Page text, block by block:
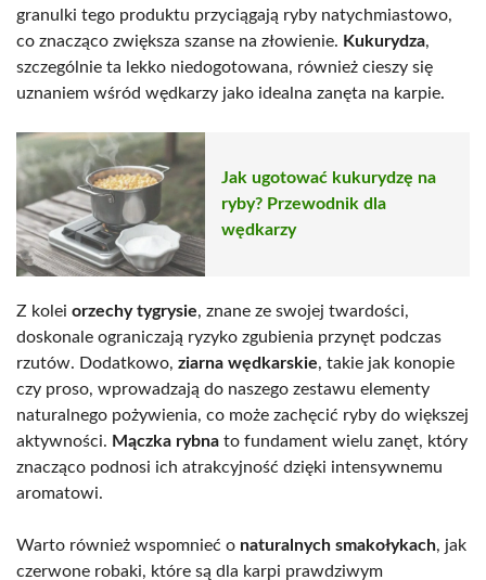
granulki tego produktu przyciągają ryby natychmiastowo,
co znacząco zwiększa szanse na złowienie. Kukurydza,
szczególnie ta lekko niedogotowana, również cieszy się
uznaniem wśród wędkarzy jako idealna zanęta na karpie.
Jak ugotować kukurydzę na
ryby? Przewodnik dla
wędkarzy
Z kolei orzechy tygrysie, znane ze swojej twardości,
doskonale ograniczają ryzyko zgubienia przynęt podczas
rzutów. Dodatkowo, ziarna wędkarskie, takie jak konopie
czy proso, wprowadzają do naszego zestawu elementy
naturalnego pożywienia, co może zachęcić ryby do większej
aktywności. Mączka rybna to fundament wielu zanęt, który
znacząco podnosi ich atrakcyjność dzięki intensywnemu
aromatowi.
Warto również wspomnieć o naturalnych smakołykach, jak
czerwone robaki, które są dla karpi prawdziwym